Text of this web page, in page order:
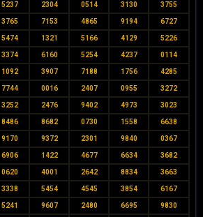
5237 2304 0514 3130 3755
3765 7153 4865 9194 6727
5474 1321 5166 4129 5226
3374 6160 5254 4237 0114
1092 3907 7188 1756 4285
7744 0016 2407 0955 3272
3252 2476 9402 4973 3023
8486 8682 0730 1558 6638
9170 9372 2301 9840 0367
6906 1422 4677 6634 3682
0620 4001 2642 8834 3663
3338 5454 4545 3854 6167
5241 9607 2480 6695 9830